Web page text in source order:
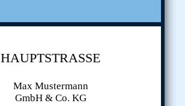
HAUPTSTRASSE
Max Mustermann
GmbH & Co. KG